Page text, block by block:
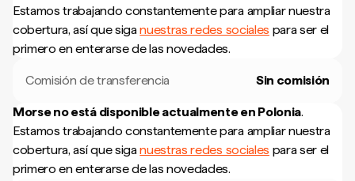
Estamos trabajando constantemente para ampliar nuestra
cobertura, así que siganuestras redes sociales para ser el
primero en enterarse de las novedades.
Comisión de transferencia Sin comisión
Morse no está disponible actualmente en Polonia.
Estamos trabajando constantemente para ampliar nuestra
cobertura, así que siganuestras redes sociales para ser el
primero en enterarse de las novedades.